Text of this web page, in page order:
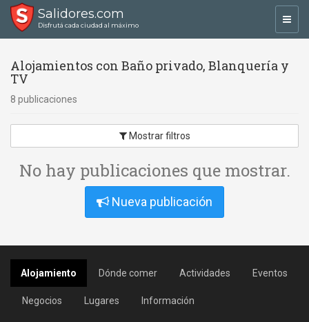
Salidores.com
Disfrutá cada ciudad al máximo
Alojamientos con Baño privado, Blanquería y
TV
8 publicaciones
Mostrar filtros
No hay publicaciones que mostrar.
Nueva publicación
Alojamiento Dónde comer Actividades Eventos
Negocios Lugares Información